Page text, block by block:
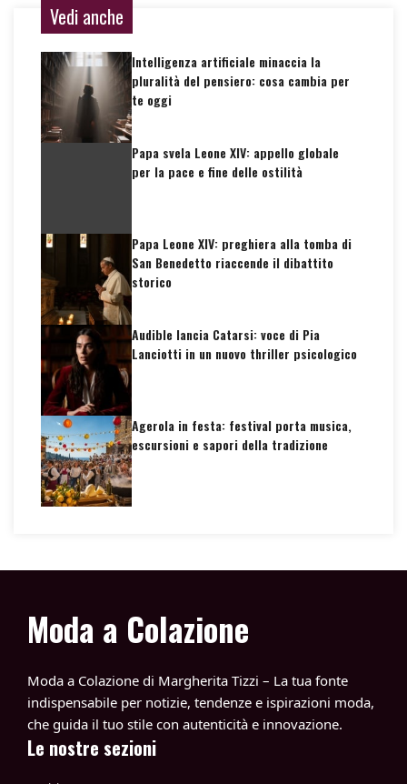
Vedi anche
Intelligenza artificiale minaccia la
pluralità del pensiero: cosa cambia per
te oggi
Papa svela Leone XIV: appello globale
per la pace e fine delle ostilità
Papa Leone XIV: preghiera alla tomba di
San Benedetto riaccende il dibattito
storico
Audible lancia Catarsi: voce di Pia
Lanciotti in un nuovo thriller psicologico
Agerola in festa: festival porta musica,
escursioni e sapori della tradizione
Moda a Colazione
Moda a Colazione di Margherita Tizzi – La tua fonte
indispensabile per notizie, tendenze e ispirazioni moda,
che guida il tuo stile con autenticità e innovazione.
Le nostre sezioni